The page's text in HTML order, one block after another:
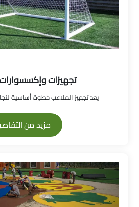
تجهيزات
يعد تجهيز الملاعب خطوة أساسية
مزيد من